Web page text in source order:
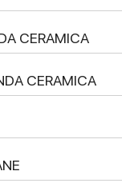
CERAMICA
CERAMICA